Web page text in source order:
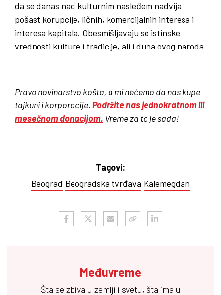
da se danas nad kulturnim nasleđem nadvija
pošast korupcije, ličnih, komercijalnih interesa i
interesa kapitala. Obesmišljavaju se istinske
vrednosti kulture i tradicije, ali i duha ovog naroda.
Pravo novinarstvo košta, a mi nećemo da nas kupe
tajkuni i korporacije. Podržite nas jednokratnom ili
mesečnom donacijom. Vreme za to je sada!
Tagovi:
Beograd Beogradska tvrđava Kalemegdan
Međuvreme
Šta se zbiva u zemlji i svetu, šta ima u